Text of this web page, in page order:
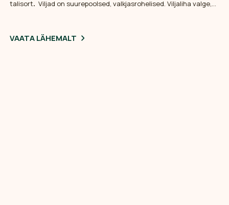
talisort. Viljad on suurepoolsed, valkjasrohelised. Viljaliha valge,
VAATA LÄHEMALT